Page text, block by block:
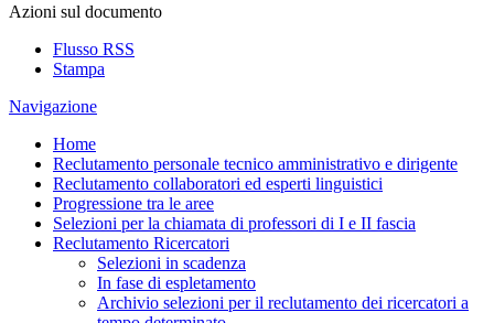
Azioni sul documento
Flusso RSS
Stampa
Navigazione
Home
Reclutamento personale tecnico amministrativo e dirigente
Reclutamento collaboratori ed esperti linguistici
Progressione tra le aree
Selezioni per la chiamata di professori di I e II fascia
Reclutamento Ricercatori
Selezioni in scadenza
In fase di espletamento
Archivio selezioni per il reclutamento dei ricercatori a